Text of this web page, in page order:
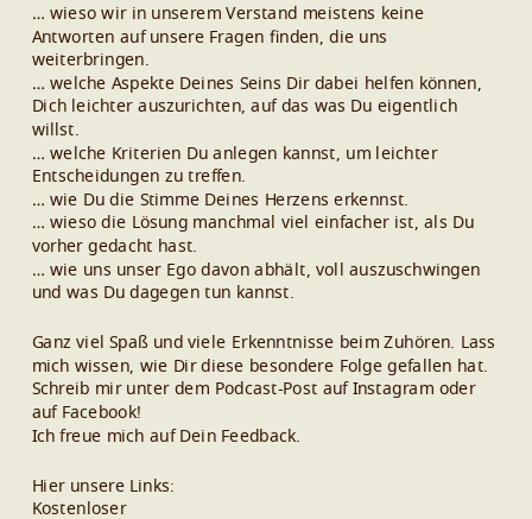
… wieso wir in unserem Verstand meistens keine
Antworten auf unsere Fragen finden, die uns
weiterbringen.
… welche Aspekte Deines Seins Dir dabei helfen können,
Dich leichter auszurichten, auf das was Du eigentlich
willst.
… welche Kriterien Du anlegen kannst, um leichter
Entscheidungen zu treffen.
… wie Du die Stimme Deines Herzens erkennst.
… wieso die Lösung manchmal viel einfacher ist, als Du
vorher gedacht hast.
… wie uns unser Ego davon abhält, voll auszuschwingen
und was Du dagegen tun kannst.
Ganz viel Spaß und viele Erkenntnisse beim Zuhören. Lass
mich wissen, wie Dir diese besondere Folge gefallen hat.
Schreib mir unter dem Podcast-Post auf Instagram oder
auf Facebook!
Ich freue mich auf Dein Feedback.
Hier unsere Links:
Kostenloser